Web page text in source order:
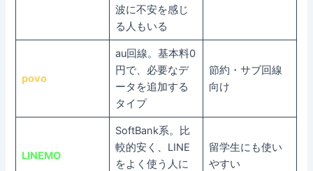
波に不安を感じ
る人もいる
povo
au回線。基本料0
円で、必要なデ
ータを追加する
タイプ
節約・サブ回線
向け
LINEMO
SoftBank系。比
較的安く、LINE
をよく使う人に
留学生にも使い
やすい